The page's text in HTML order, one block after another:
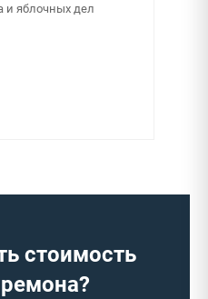
и яблочных дел
стоимость